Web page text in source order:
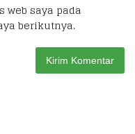
saya pada
berikutnya.